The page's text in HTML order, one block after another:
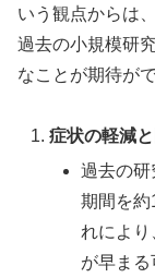
いう観点からは
過去の小規模研
なことが期待が
症状の軽減
過去の
期間を約
れによ
が早まる